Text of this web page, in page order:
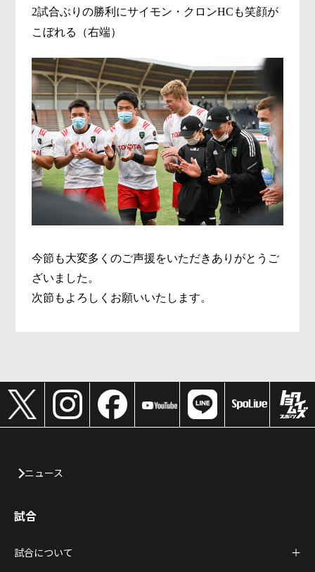
2試合ぶりの勝利にサイモン・クロンHCも笑顔が
こぼれる（右端）
今節も大変多くのご声援をいただきありがとうご
ざいました。
次節もよろしくお願いいたします。
ニュース
試合
試合について